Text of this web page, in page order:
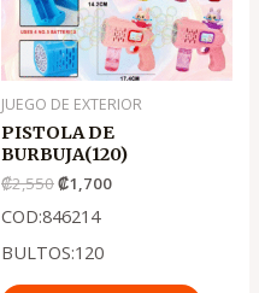
JUEGO DE EXTERIOR
PISTOLA DE
BURBUJA(120)
₡2,550₡1,700
COD:846214
BULTOS:120